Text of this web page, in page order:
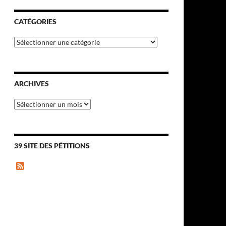
CATÉGORIES
Catégories
ARCHIVES
Archives
39 SITE DES PÉTITIONS